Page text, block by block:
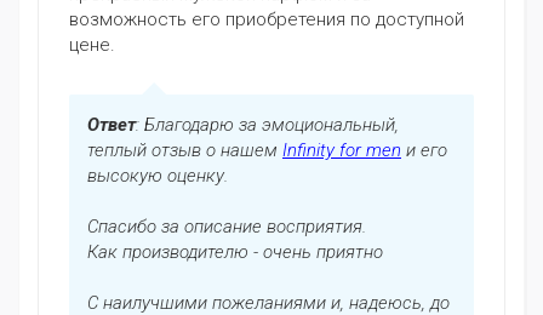
возможность его приобретения по доступной
цене.
Ответ: Благодарю за эмоциональный,
теплый отзыв о нашем Infinity for men и его
высокую оценку.
Спасибо за описание восприятия.
Как производителю - очень приятно
С наилучшими пожеланиями и, надеюсь, до